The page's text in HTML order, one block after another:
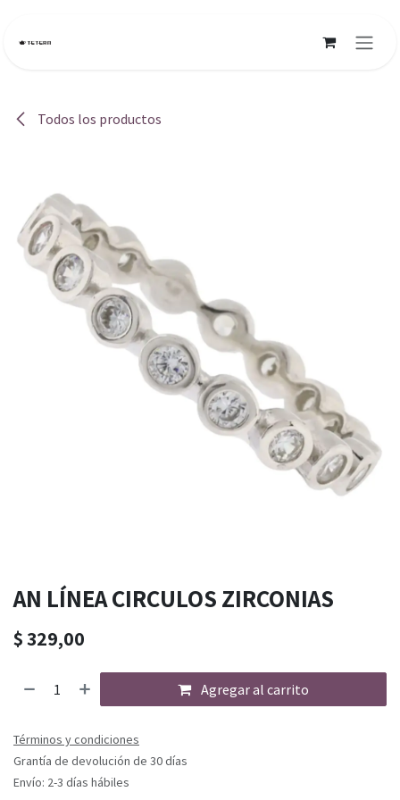
Todos los productos
AN LÍNEA CIRCULOS ZIRCONIAS
$329,00
Agregar al carrito
Términos y condiciones
Grantía de devolución de 30 días
Envío: 2-3 días hábiles